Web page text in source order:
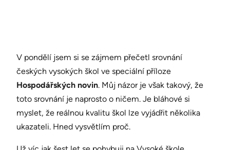
V pondělí jsem si se zájmem přečetl srovnání
českých vysokých škol ve speciální příloze
Hospodářských novin. Můj názor je však takový, že
toto srovnání je naprosto o ničem. Je bláhové si
myslet, že reálnou kvalitu škol lze vyjádřit několika
ukazateli. Hned vysvětlím proč.